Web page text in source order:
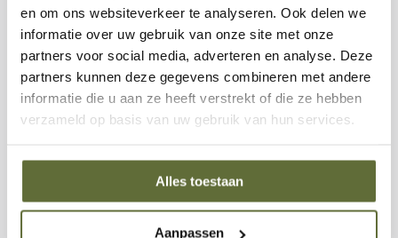
en om ons websiteverkeer te analyseren. Ook delen we
informatie over uw gebruik van onze site met onze
partners voor social media, adverteren en analyse. Deze
partners kunnen deze gegevens combineren met andere
informatie die u aan ze heeft verstrekt of die ze hebben
verzameld op basis van uw gebruik van hun services.
Alles toestaan
Aanpassen
3 mm materiaaldikte— duurzaam en onderhoudsarm.
Tijdloos design en natuurlijke roestuitstraling die
mettertijd alleen maar mooier wordt.